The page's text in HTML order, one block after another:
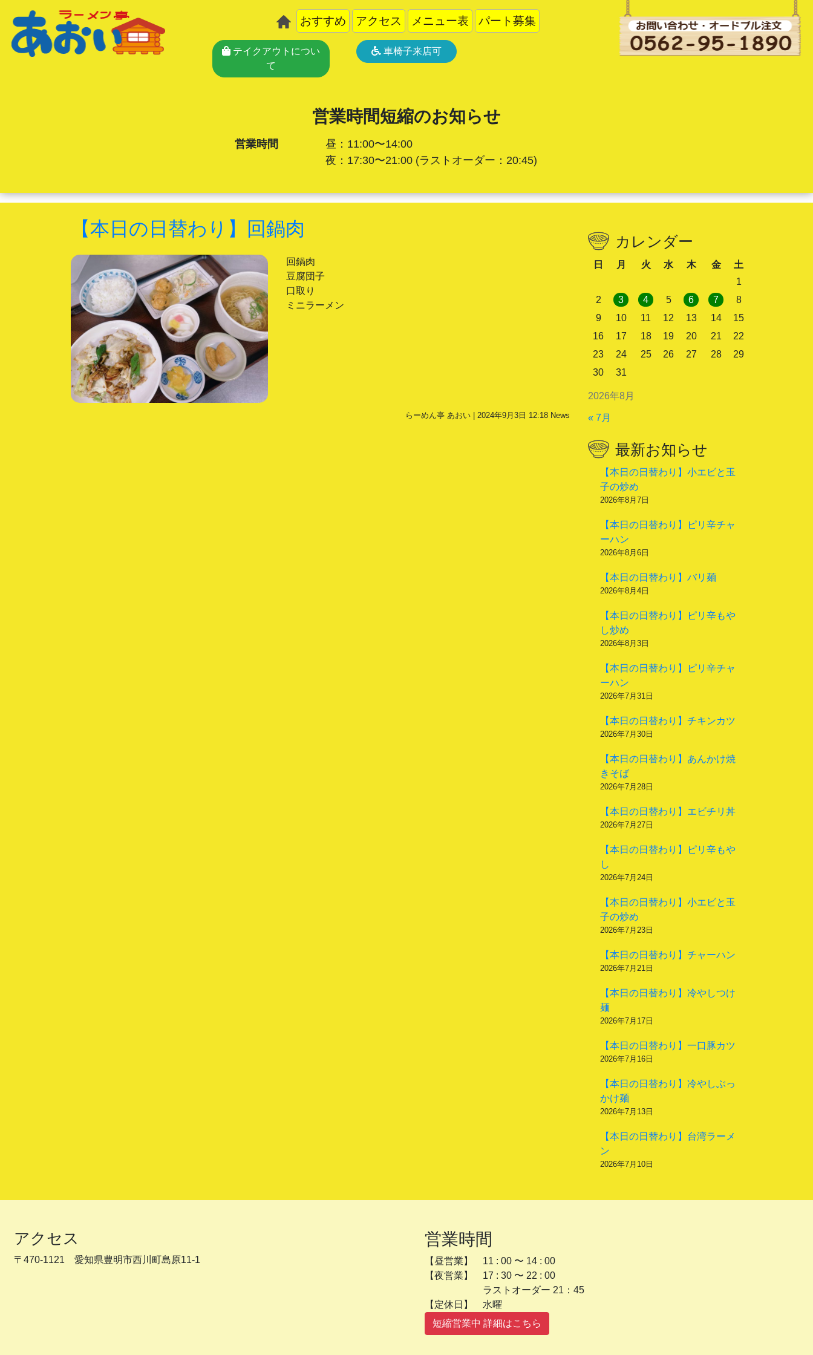
おすすめ アクセス メニュー表 パート募集
テイクアウトについ
て
車椅子来店可
営業時間短縮のお知らせ
営業時間
昼：11:00〜14:00
夜：17:30〜21:00(ラストオーダー：20:45)
【本日の日替わり】回鍋肉
回鍋肉
豆腐団子
口取り
ミニラーメン
らーめん亭 あおい | 2024年9月3日 12:18 News
カレンダー
2026年8月
日 月 火 水 木 金
土
1
2
3 4 5 6 7
8
9
10 11 12 13 14
15
16
17 18 19 20 21
22
23
24 25 26 27 28
29
30
31
« 7月
最新お知らせ
【本日の日替わり】小エビと玉
子の炒め
2026年8月7日
【本日の日替わり】ピリ辛チャ
ーハン
2026年8月6日
【本日の日替わり】バリ麺
2026年8月4日
【本日の日替わり】ピリ辛もや
し炒め
2026年8月3日
【本日の日替わり】ピリ辛チャ
ーハン
2026年7月31日
【本日の日替わり】チキンカツ
2026年7月30日
【本日の日替わり】あんかけ焼
きそば
2026年7月28日
【本日の日替わり】エビチリ丼
2026年7月27日
【本日の日替わり】ピリ辛もや
し
2026年7月24日
【本日の日替わり】小エビと玉
子の炒め
2026年7月23日
【本日の日替わり】チャーハン
2026年7月21日
【本日の日替わり】冷やしつけ
麺
2026年7月17日
【本日の日替わり】一口豚カツ
2026年7月16日
【本日の日替わり】冷やしぶっ
かけ麺
2026年7月13日
【本日の日替わり】台湾ラーメ
ン
2026年7月10日
アクセス
〒470-1121 愛知県豊明市西川町島原11-1
営業時間
【昼営業】 11 : 00 〜 14 : 00
【夜営業】 17 : 30 〜 22 : 00
ラストオーダー 21：45
【定休日】 水曜
短縮営業中 詳細はこちら